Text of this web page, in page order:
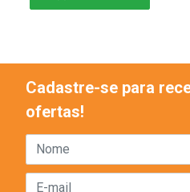
Cadastre-se para
ofertas!